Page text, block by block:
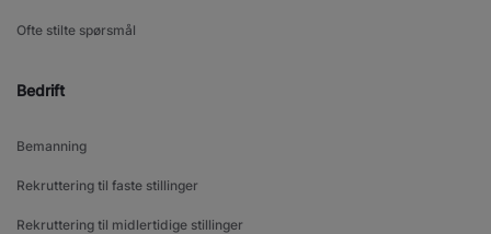
Ofte stilte spørsmål
Bedrift
Bemanning
Rekruttering til faste stillinger
Rekruttering til midlertidige stillinger